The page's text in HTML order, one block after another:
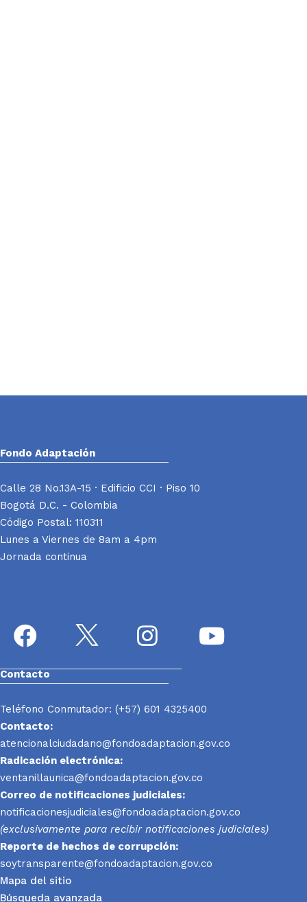
Fondo Adaptación
Calle 28 No.13A-15 · Edificio CCI · Piso 10
Bogotá D.C. - Colombia
Código Postal: 110311
Lunes a Viernes de 8am a 4pm
Jornada continua
Contacto
Teléfono Conmutador: (+57) 601 4325400
Contacto:
atencionalciudadano@fondoadaptacion.gov.co
Radicación electrónica:
ventanillaunica@fondoadaptacion.gov.co
Correo de notificaciones judiciales:
notificacionesjudiciales@fondoadaptacion.gov.co
(exclusivamente para recibir notificaciones judiciales)
Reporte de hechos de corrupción:
soytransparente@fondoadaptacion.gov.co
Mapa del sitio
Búsqueda avanzada